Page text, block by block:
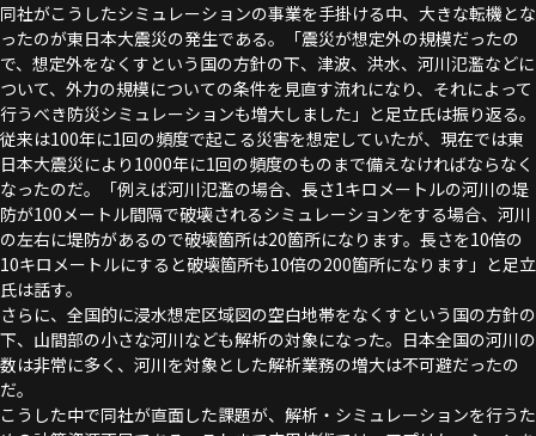
同社がこうしたシミュレーションの事業を手掛ける中、大きな転機とな
ったのが東日本大震災の発生である。「震災が想定外の規模だったの
で、想定外をなくすという国の方針の下、津波、洪水、河川氾濫などに
ついて、外力の規模についての条件を見直す流れになり、それによって
行うべき防災シミュレーションも増大しました」と足立氏は振り返る。
従来は100年に1回の頻度で起こる災害を想定していたが、現在では東
日本大震災により1000年に1回の頻度のものまで備えなければならなく
なったのだ。「例えば河川氾濫の場合、長さ1キロメートルの河川の堤
防が100メートル間隔で破壊されるシミュレーションをする場合、河川
の左右に堤防があるので破壊箇所は20箇所になります。長さを10倍の
10キロメートルにすると破壊箇所も10倍の200箇所になります」と足立
氏は話す。
さらに、全国的に浸水想定区域図の空白地帯をなくすという国の方針の
下、山間部の小さな河川なども解析の対象になった。日本全国の河川の
数は非常に多く、河川を対象とした解析業務の増大は不可避だったの
だ。
こうした中で同社が直面した課題が、解析・シミュレーションを行うた